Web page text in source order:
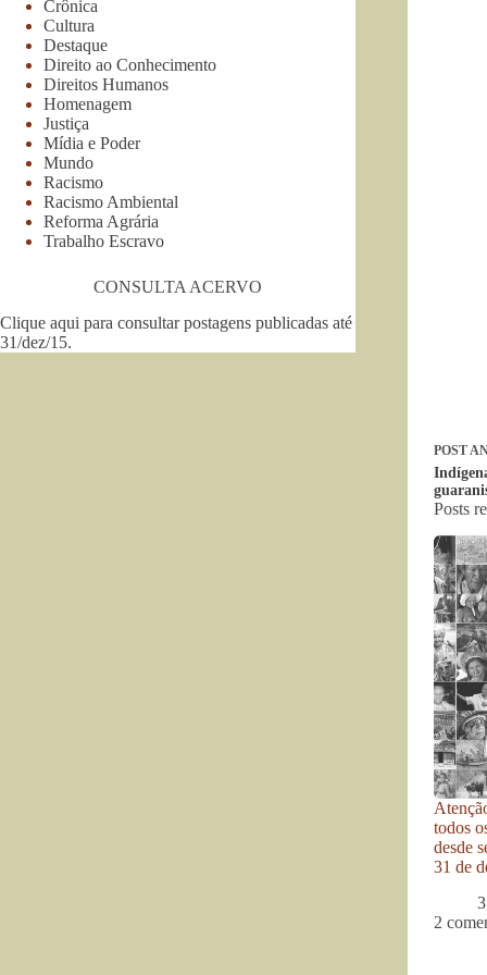
POST
Posts
todos
desde
31 de
2
Crônica
Cultura
Destaque
Direito ao Conhecimento
Direitos Humanos
Homenagem
Justiça
Mídia e Poder
Mundo
Racismo
Racismo Ambiental
Reforma Agrária
Trabalho Escravo
CONSULTA ACERVO
Clique aqui para consultar postagens publicadas até
31/dez/15.